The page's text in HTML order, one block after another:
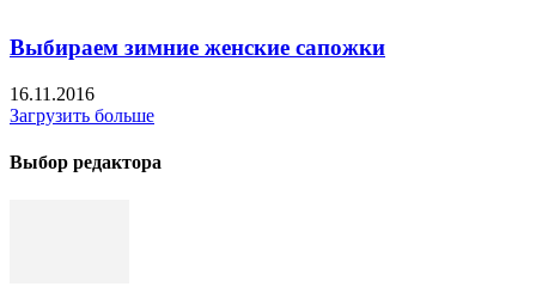
Выбираем зимние женские сапожки
16.11.2016
Загрузить больше
Выбор редактора